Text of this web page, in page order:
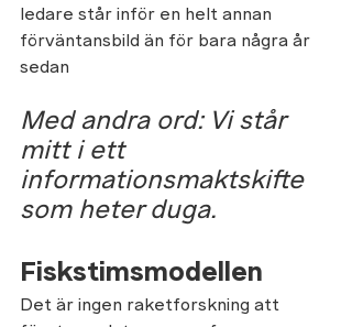
ledare står inför en helt annan
förväntansbild än för bara några år
sedan
Med andra ord: Vi står
mitt i ett
informationsmaktskifte
som heter duga.
Fiskstimsmodellen
Det är ingen raketforskning att